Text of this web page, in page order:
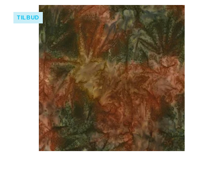
TILBUD